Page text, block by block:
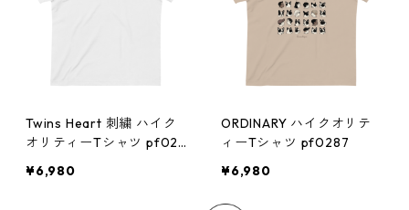
Twins Heart 刺繍 ハイク
オリティーTシャツ pf029
¥6,980
ORDINARY ハイクオリテ
ィーTシャツ pf0287
¥6,980